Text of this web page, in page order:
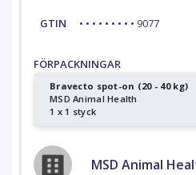
GTIN
• • • • • • • • • 9077
FÖRPACKNINGAR
Bravecto spot-on (20 - 40 kg)
MSD Animal Health
1 x 1 styck
MSD Animal